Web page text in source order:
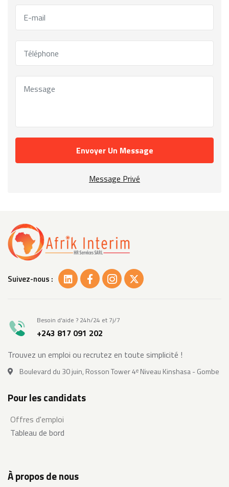
Envoyer Un Message
Message Privé
Suivez-nous :
Besoin d'aide ? 24h/24 et 7j/7
+243 817 091 202
Trouvez un emploi ou recrutez en toute simplicité !
Boulevard du 30 juin, Rosson Tower 4ᵉ Niveau Kinshasa - Gombe
Pour les candidats
Offres d'emploi
Tableau de bord
À propos de nous